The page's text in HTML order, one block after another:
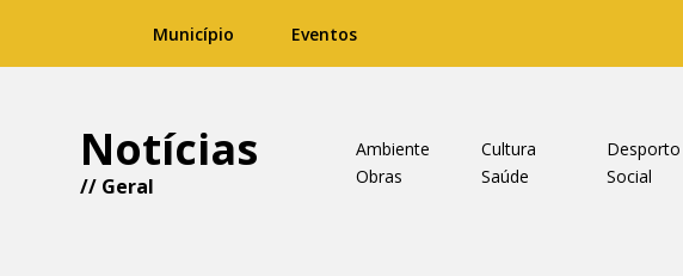
Município Eventos
Notícias
// Geral
Ambiente Cultura Desporto
Obras
Saúde Social